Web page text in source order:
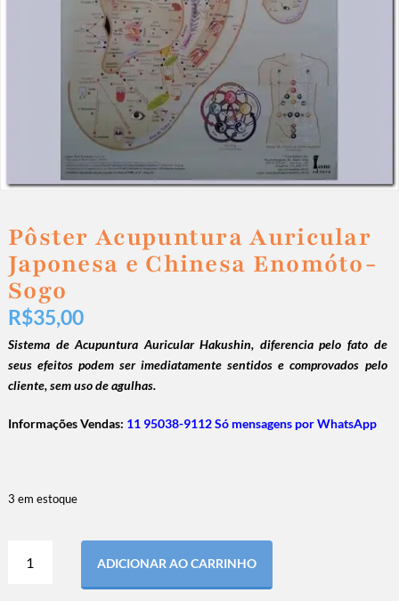
Pôster Acupuntura Auricular
Japonesa e Chinesa Enomóto-
Sogo
R$35,00
Sistema de Acupuntura Auricular Hakushin, diferencia pelo fato de
seus efeitos podem ser imediatamente sentidos e comprovados pelo
cliente, sem uso de agulhas.
Informações Vendas: 11 95038-9112 Só mensagens por WhatsApp
3 em estoque
ADICIONAR AO CARRINHO